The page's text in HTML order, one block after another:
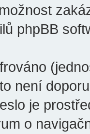
phpBB
není
je
o